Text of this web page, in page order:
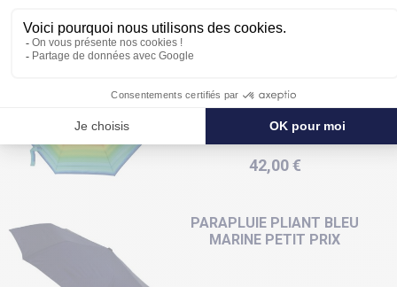
AUTOMATIQUE DÉGRADÉ DE...
DOPPLER
Prix
42,00 €
PARAPLUIE PLIANT BLEU
MARINE PETIT PRIX